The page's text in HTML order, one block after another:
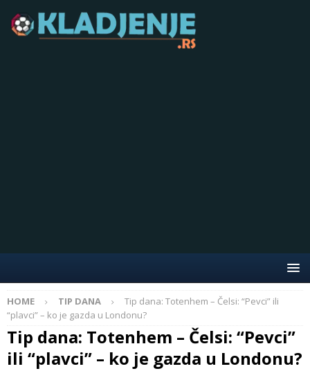
HOME TIP DANA
Tip dana: Totenhem – Čelsi: “Pevci” ili
“plavci” – ko je gazda u Londonu?
Tip dana: Totenhem – Čelsi: “Pevci”
ili “plavci” – ko je gazda u Londonu?